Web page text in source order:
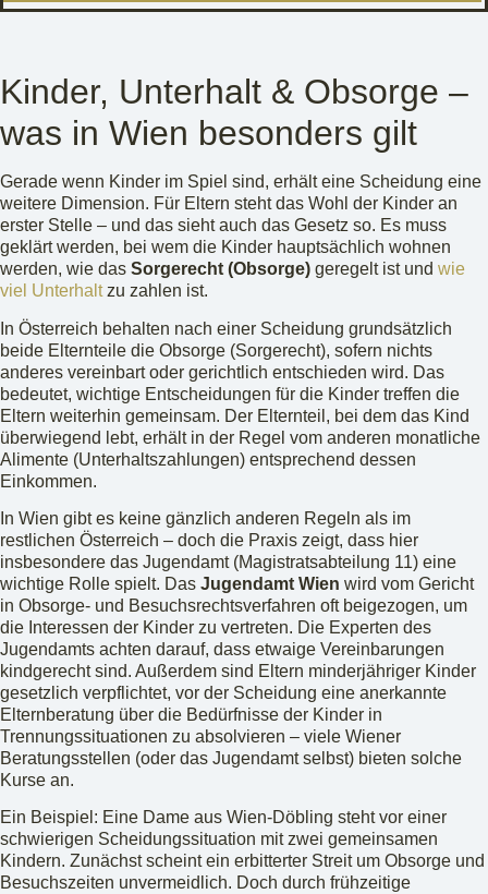
Kinder, Unterhalt & Obsorge –
was in Wien besonders gilt
Gerade wenn Kinder im Spiel sind, erhält eine Scheidung eine
weitere Dimension. Für Eltern steht das Wohl der Kinder an
erster Stelle – und das sieht auch das Gesetz so. Es muss
geklärt werden, bei wem die Kinder hauptsächlich wohnen
werden, wie das Sorgerecht (Obsorge) geregelt ist und wie
viel Unterhaltzu zahlen ist.
In Österreich behalten nach einer Scheidung grundsätzlich
beide Elternteile die Obsorge (Sorgerecht), sofern nichts
anderes vereinbart oder gerichtlich entschieden wird. Das
bedeutet, wichtige Entscheidungen für die Kinder treffen die
Eltern weiterhin gemeinsam. Der Elternteil, bei dem das Kind
überwiegend lebt, erhält in der Regel vom anderen monatliche
Alimente (Unterhaltszahlungen) entsprechend dessen
Einkommen.
In Wien gibt es keine gänzlich anderen Regeln als im
restlichen Österreich – doch die Praxis zeigt, dass hier
insbesondere das Jugendamt (Magistratsabteilung 11) eine
wichtige Rolle spielt. Das Jugendamt Wien wird vom Gericht
in Obsorge- und Besuchsrechtsverfahren oft beigezogen, um
die Interessen der Kinder zu vertreten. Die Experten des
Jugendamts achten darauf, dass etwaige Vereinbarungen
kindgerecht sind. Außerdem sind Eltern minderjähriger Kinder
gesetzlich verpflichtet, vor der Scheidung eine anerkannte
Elternberatung über die Bedürfnisse der Kinder in
Trennungssituationen zu absolvieren – viele Wiener
Beratungsstellen (oder das Jugendamt selbst) bieten solche
Kurse an.
Ein Beispiel: Eine Dame aus Wien-Döbling steht vor einer
schwierigen Scheidungssituation mit zwei gemeinsamen
Kindern. Zunächst scheint ein erbitterter Streit um Obsorge und
Besuchszeiten unvermeidlich. Doch durch frühzeitige